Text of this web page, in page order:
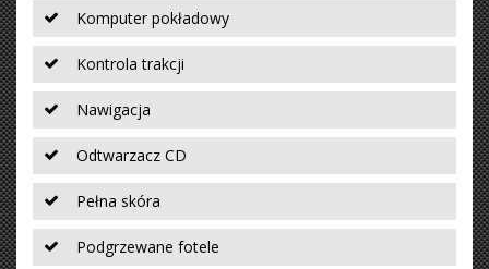
Komputer pokładowy
Kontrola trakcji
Nawigacja
Odtwarzacz CD
Pełna skóra
Podgrzewane fotele